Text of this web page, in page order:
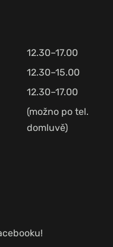
12.30–17.00
12.30–15.00
12.30–17.00
(možno po tel.
domluvě)